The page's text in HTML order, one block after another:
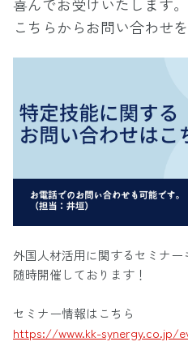
こちらからお問い合わせ
外国人材活用に関するセミナー
随時開催しております！
セミナー情報はこちら
https://www.kk-synergy.co.jp/